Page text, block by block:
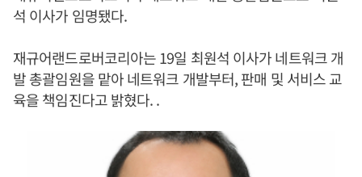
석 이사가 임명됐다.
재규어랜드로버코리아는 19일 최원석 이사가 네트워크 개
발 총괄임원을 맡아 네트워크 개발부터, 판매 및 서비스 교
육을 책임진다고 밝혔다. .